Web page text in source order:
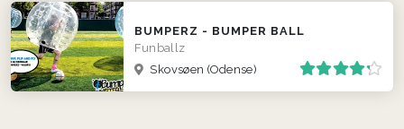
BUMPERZ - BUMPER BALL
Funballz
Skovsøen (Odense)